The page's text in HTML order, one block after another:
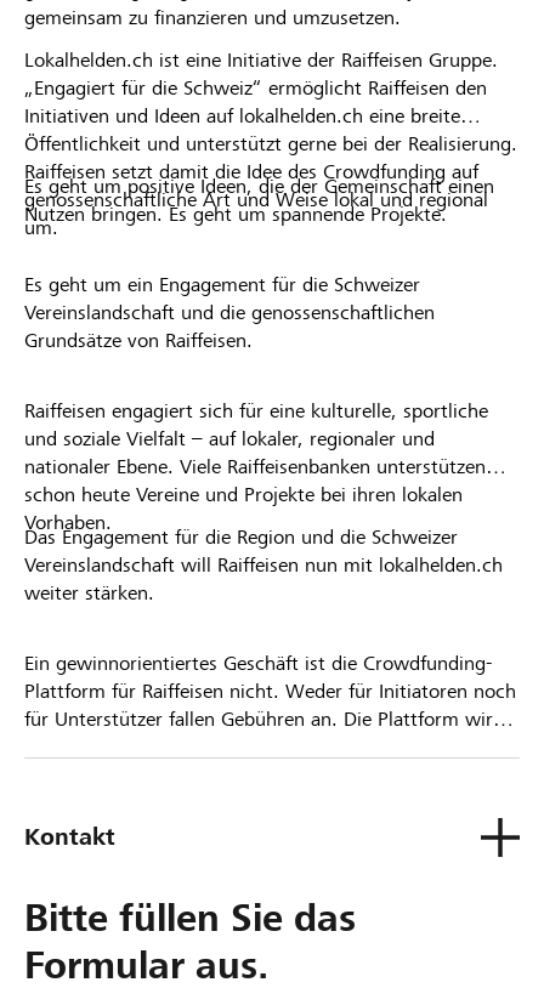
gemeinsam zu finanzieren und umzusetzen.
Lokalhelden.ch ist eine Initiative der Raiffeisen Gruppe.
„Engagiert für die Schweiz“ ermöglicht Raiffeisen den
Initiativen und Ideen auf lokalhelden.ch eine breite
Öffentlichkeit und unterstützt gerne bei der Realisierung.
Raiffeisen setzt damit die Idee des Crowdfunding auf
genossenschaftliche Art und Weise lokal und regional
um.
Es geht um positive Ideen, die der Gemeinschaft einen
Nutzen bringen. Es geht um spannende Projekte.
Es geht um ein Engagement für die Schweizer
Vereinslandschaft und die genossenschaftlichen
Grundsätze von Raiffeisen.
Raiffeisen engagiert sich für eine kulturelle, sportliche
und soziale Vielfalt – auf lokaler, regionaler und
nationaler Ebene. Viele Raiffeisenbanken unterstützen
schon heute Vereine und Projekte bei ihren lokalen
Vorhaben.
Das Engagement für die Region und die Schweizer
Vereinslandschaft will Raiffeisen nun mit lokalhelden.ch
weiter stärken.
Ein gewinnorientiertes Geschäft ist die Crowdfunding-
Plattform für Raiffeisen nicht. Weder für Initiatoren noch
für Unterstützer fallen Gebühren an. Die Plattform wird
Kontakt
Bitte füllen Sie das
Formular aus.